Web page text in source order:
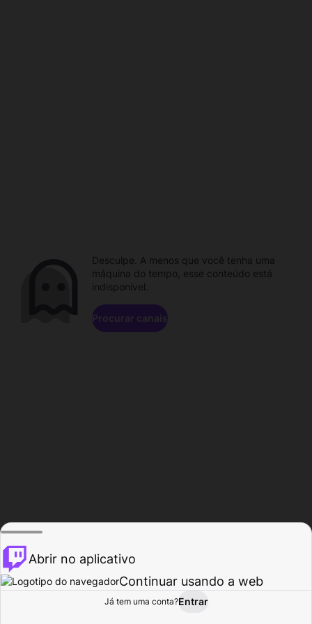
Procurar Atividade
Desculpe. A menos que você tenha uma
máquina do tempo, esse conteúdo está
indisponível.
Procurar canais
Abrir no aplicativo
Continuar usando a web
Já tem uma conta?Entrar